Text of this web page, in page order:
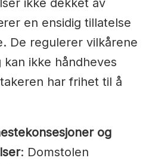
en ensidig tillatelse
De regulerer vilkårene
ikke håndheves
har frihet til å
og
: Domstolen